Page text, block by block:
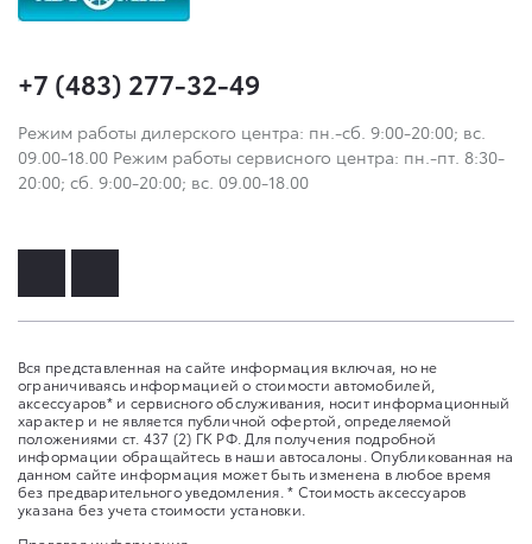
+7 (483) 277-32-49
Режим работы дилерского центра: пн.-сб. 9:00-20:00; вс.
09.00-18.00 Режим работы сервисного центра: пн.-пт. 8:30-
20:00; сб. 9:00-20:00; вс. 09.00-18.00
Вся представленная на сайте информация включая, но не
ограничиваясь информацией о стоимости автомобилей,
аксессуаров* и сервисного обслуживания, носит информационный
характер и не является публичной офертой, определяемой
положениями ст. 437 (2) ГК РФ. Для получения подробной
информации обращайтесь в наши автосалоны. Опубликованная на
данном сайте информация может быть изменена в любое время
без предварительного уведомления. * Стоимость аксессуаров
указана без учета стоимости установки.